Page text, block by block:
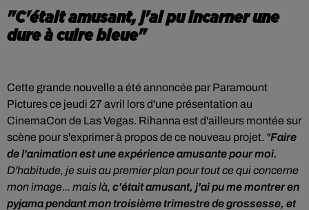
"C'était amusant, j'ai pu incarner une
dure à cuire bleue"
Cette grande nouvelle a été annoncée par Paramount
Pictures ce jeudi 27 avril lors d'une présentation au
CinemaCon de Las Vegas. Rihanna est d'ailleurs montée sur
scène pour s'exprimer à propos de ce nouveau projet. "Faire
de l'animation est une expérience amusante pour moi.
D'habitude, je suis au premier plan pour tout ce qui concerne
mon image... mais là, c'était amusant, j'ai pu me montrer en
pyjama pendant mon troisième trimestre de grossesse, et